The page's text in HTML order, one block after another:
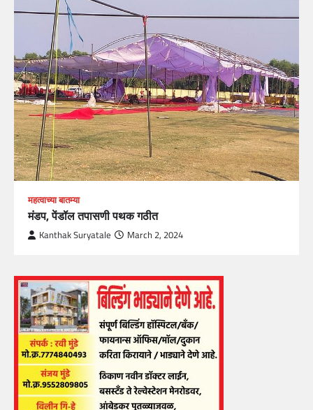
महत्वाच्या बातम्या
मंडप, पेंडॉल तपासणी पथक गठीत
Kanthak Suryatale March 2, 2024